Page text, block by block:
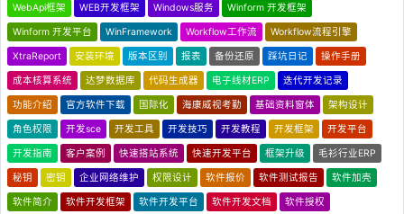
WebApi框架 WEB开发框架 Windows服务 Winform 开发框架
Winform 开发平台 WinFramework Workflow工作流 Workflow流程引擎
XtraReport 安装环境 版本区别 报表 备份还原 踩坑日记 操作手册
成本核算系统 达梦数据库 代码生成器 电子线材ERP 迭代开发记录
功能介绍 官方软件下载 国际化 海康威视考勤 基础资料窗体 架构设计
角色权限 开发sce 开发工具 开发技巧 开发教程 开发框架 开发平台
开发指南 客户案例 快速搭站系统 快速开发平台 框架升级 毛衫行业ERP
秘钥 密钥 企业网络维护 权限设计 软件报价 软件测试报告 软件加壳
软件简介 软件开发框架 软件开发平台 软件开发文档 软件授权